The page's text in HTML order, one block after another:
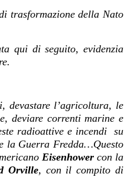
trasformazione della Nato
qui di seguito, evidenzia
devastare l’agricoltura, le
deviare correnti marine e
radioattive e incendi su
la Guerra Fredda…Questo
Eisenhowercon la
Orville, con il compito di